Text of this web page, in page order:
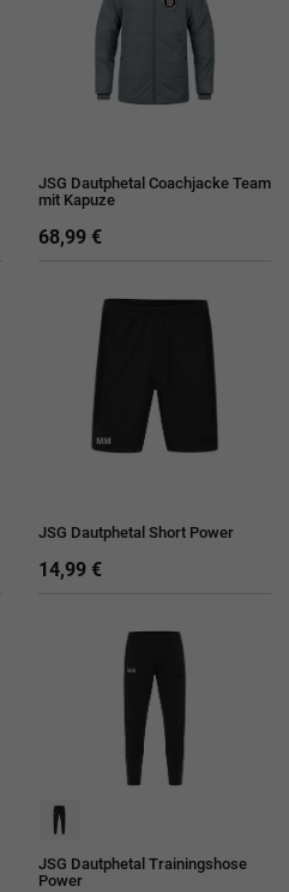
JSG Dautphetal Coachjacke Team
mit Kapuze
68,99 €
JSG Dautphetal Short Power
14,99 €
JSG Dautphetal Trainingshose
Power